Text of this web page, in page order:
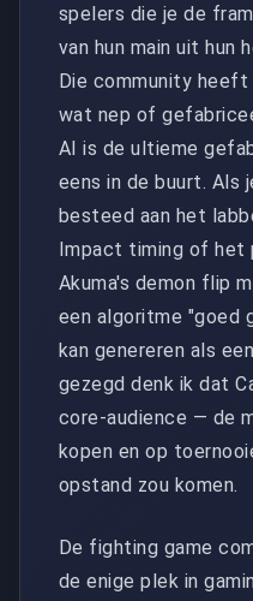
spelers die je de
van hun main uit hun
Die community
wat nep of
AI is de ultieme
eens in de buurt. Als
besteed aan het
Impact timing of het
Akuma's demon flip
een algoritme "goed
kan genereren als
gezegd denk ik dat
core-audience — de
kopen en op
opstand zou komen.
De fighting game
de enige plek in